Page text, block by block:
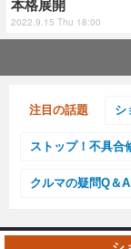
本格展開
2022.9.15 Thu 18:00
注目の話題 シ
ストップ！不具合
クルマの疑問Q＆A